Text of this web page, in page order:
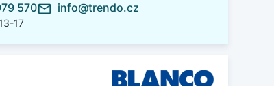
570
17
mail_outline info@trendo.cz